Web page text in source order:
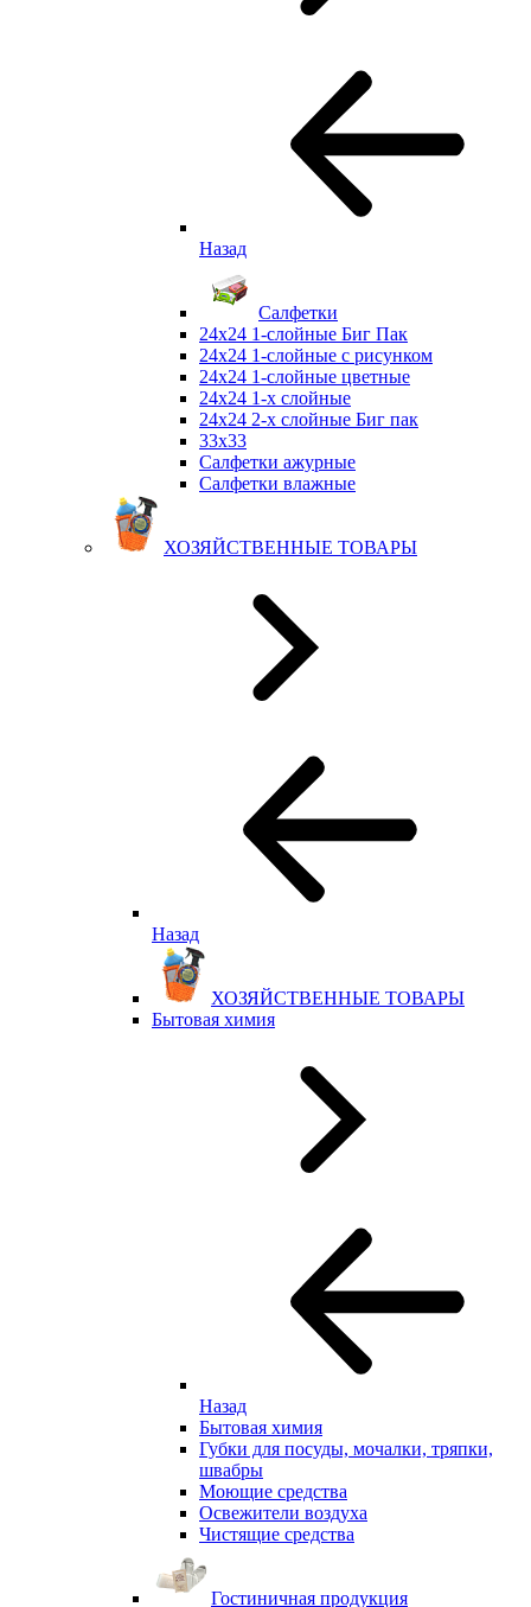
Назад
Салфетки
24х24 1-слойные Биг Пак
24х24 1-слойные с рисунком
24х24 1-слойные цветные
24х24 1-х слойные
24х24 2-х слойные Биг пак
33х33
Салфетки ажурные
Салфетки влажные
ХОЗЯЙСТВЕННЫЕ ТОВАРЫ
Назад
ХОЗЯЙСТВЕННЫЕ ТОВАРЫ
Бытовая химия
Назад
Бытовая химия
Губки для посуды, мочалки, тряпки,
швабры
Моющие средства
Освежители воздуха
Чистящие средства
Гостиничная продукция